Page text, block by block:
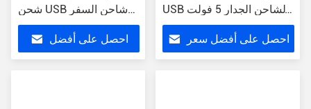
شحن USB شاحن السفر
PD شاحن
احصل على أفضل
USB الشاحن الجدار 5 فولت
الخروج
احصل على أفضل سعر